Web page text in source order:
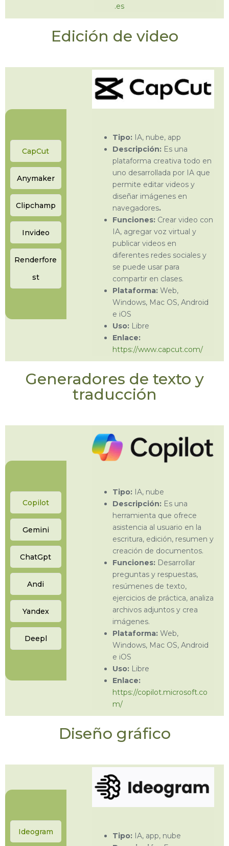
.es
Edición de video
CapCut
Anymaker
Clipchamp
Invideo
Renderfore
st
Tipo:IA, nube, app
Descripción:Es una
plataforma creativa todo en
uno desarrollada por IA que
permite editar videos y
diseñar imágenes en
navegadores.
Funciones:Crear video con
IA, agregar voz virtual y
publicar videos en
diferentes redes sociales y
se puede usar para
compartir en clases.
Plataforma:Web,
Windows, Mac OS, Android
e iOS
Uso:Libre
Enlace:
https://www.capcut.com/
Generadores de texto y
traducción
Copilot
Gemini
ChatGpt
Andi
Yandex
Deepl
Tipo:IA, nube
Descripción:Es una
herramienta que ofrece
asistencia al usuario en la
escritura, edición, resumen y
creación de documentos.
Funciones:Desarrollar
preguntas y respuestas,
resúmenes de texto,
ejercicios de práctica, analiza
archivos adjuntos y crea
imágenes.
Plataforma:Web,
Windows, Mac OS, Android
e iOS
Uso:Libre
Enlace:
https://copilot.microsoft.co
m/
Diseño gráfico
Ideogram Tipo:IA, app, nube